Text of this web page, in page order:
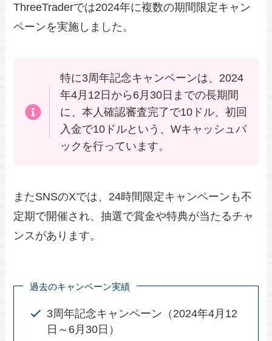
ThreeTraderでは2024年に複数の期間限定キャン
ペーンを実施しました。
特に3周年記念キャンペーンは、2024
年4月12日から6月30日までの長期間
に、本人確認審査完了で10ドル、初回
入金で10ドルという、Wキャッシュバ
ックを行っています。
またSNSのXでは、24時間限定キャンペーンも不
定期で開催され、抽選で賞金や特典が当たるチャ
ンスがあります。
過去のキャンペーン実績
3周年記念キャンペーン（2024年4月12
日～6月30日）